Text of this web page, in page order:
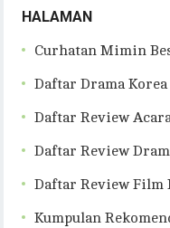
HALAMAN
Curhatan Mimin
Daftar Drama Korea
Daftar Review
Daftar Review
Daftar Review Film
Kumpulan